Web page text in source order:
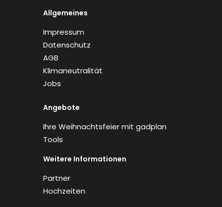
Allgemeines
Impressum
Datenschutz
AGB
Klimaneutralität
Jobs
Angebote
Ihre Weihnachtsfeier mit gadplan
Tools
Weitere Informationen
Partner
Hochzeiten